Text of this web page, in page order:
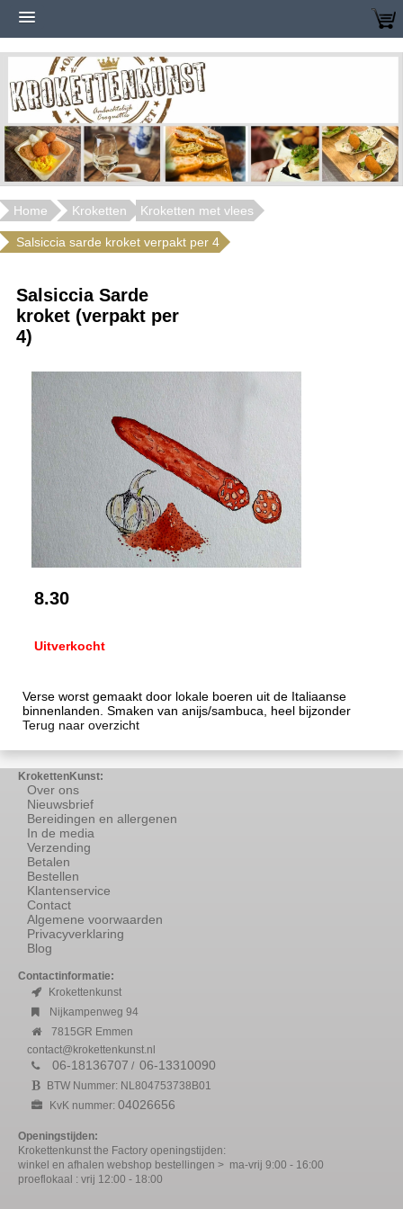
Home Kroketten Kroketten met vlees
Salsiccia sarde kroket verpakt per 4
Salsiccia Sarde
kroket (verpakt per
4)
8.30
Uitverkocht
Verse worst gemaakt door lokale boeren uit de Italiaanse
binnenlanden. Smaken van anijs/sambuca, heel bijzonder
Terug naar overzicht
KrokettenKunst:
Over ons
Nieuwsbrief
Bereidingen en allergenen
In de media
Verzending
Betalen
Bestellen
Klantenservice
Contact
Algemene voorwaarden
Privacyverklaring
Blog
Contactinformatie:
Krokettenkunst
Nijkampenweg 94
7815GR Emmen
contact@krokettenkunst.nl
06-18136707 / 06-13310090
BTW Nummer: NL804753738B01
KvK nummer: 04026656
Openingstijden:
Krokettenkunst the Factory openingstijden:
winkel en afhalen webshop bestellingen > ma-vrij 9:00 - 16:00
proeflokaal : vrij 12:00 - 18:00